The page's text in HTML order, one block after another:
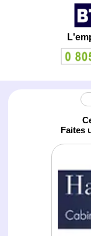
Faites